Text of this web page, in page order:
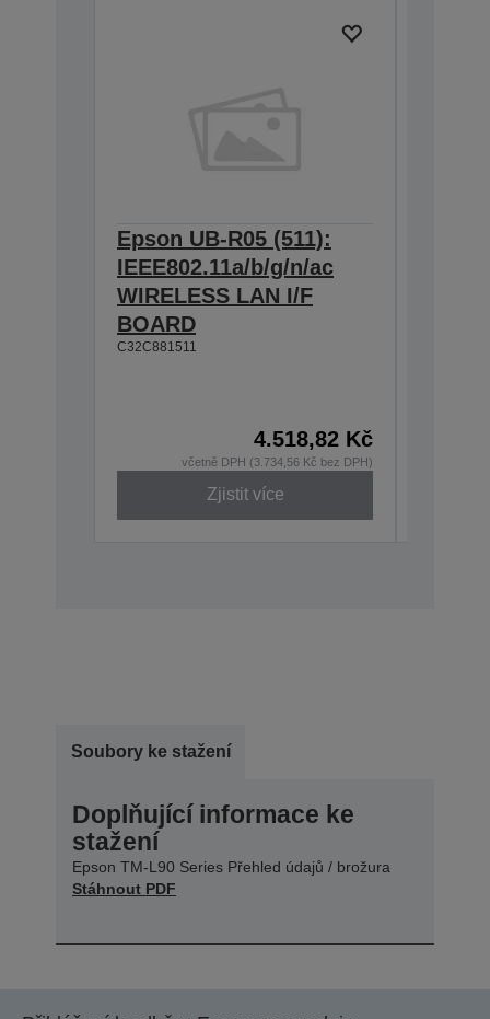
Epson UB-R05 (511):
IEEE802.11a/b/g/n/ac
WIRELESS LAN I/F
BOARD
C32C881511
4.518,82 Kč
včetně DPH (3.734,56 Kč bez DPH)
Zjistit více
Soubory ke stažení
Doplňující informace ke
stažení
Epson TM-L90 Series Přehled údajů / brožura
Stáhnout PDF